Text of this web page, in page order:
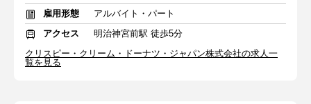
雇用形態
アルバイト・パート
アクセス
明治神宮前駅 徒歩5分
クリスピー・クリーム・ドーナツ・ジャパン株式会社の求人一
覧を見る